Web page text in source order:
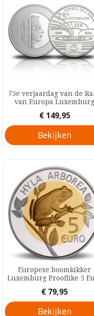
75e verjaardag van de
van Europa Luxemburg
Prijs
€ 149,95
Bekijken
Europese boomkikker
Luxemburg Prooflike 5
Prijs
€ 79,95
Bekijken